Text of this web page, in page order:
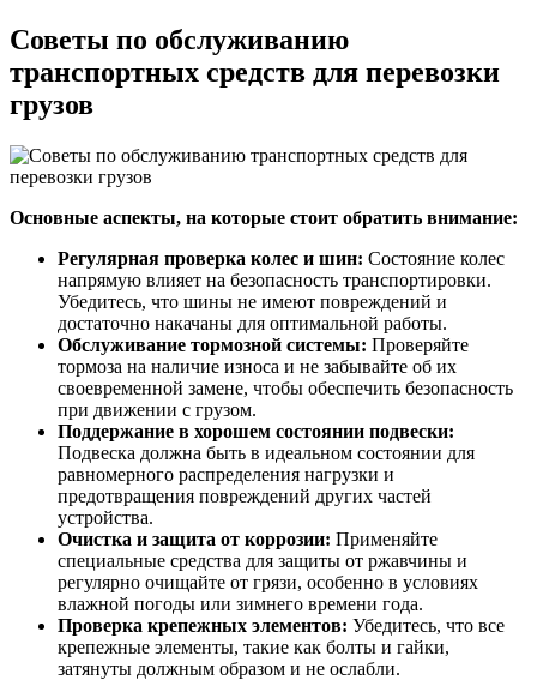
Советы по обслуживанию
транспортных средств для перевозки
грузов
Основные аспекты, на которые стоит обратить внимание:
Регулярная проверка колес и шин: Состояние колес
напрямую влияет на безопасность транспортировки.
Убедитесь, что шины не имеют повреждений и
достаточно накачаны для оптимальной работы.
Обслуживание тормозной системы: Проверяйте
тормоза на наличие износа и не забывайте об их
своевременной замене, чтобы обеспечить безопасность
при движении с грузом.
Поддержание в хорошем состоянии подвески:
Подвеска должна быть в идеальном состоянии для
равномерного распределения нагрузки и
предотвращения повреждений других частей
устройства.
Очистка и защита от коррозии: Применяйте
специальные средства для защиты от ржавчины и
регулярно очищайте от грязи, особенно в условиях
влажной погоды или зимнего времени года.
Проверка крепежных элементов: Убедитесь, что все
крепежные элементы, такие как болты и гайки,
затянуты должным образом и не ослабли.